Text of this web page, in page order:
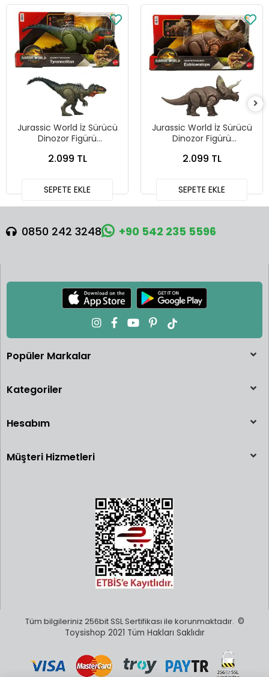
Jurassic World İz Sürücü
Dinozor Figürü
2.099 TL
SEPETE EKLE
Jurassic World İz Sürücü
Dinozor Figürü
2.099 TL
SEPETE EKLE
0850 242 3248 +90 542 235 5596
Popüler Markalar
Kategoriler
Hesabım
Müşteri Hizmetleri
Tüm bilgileriniz 256bit SSL Sertifikası ile korunmaktadır. ©
Toysishop 2021 Tüm Hakları Saklıdır